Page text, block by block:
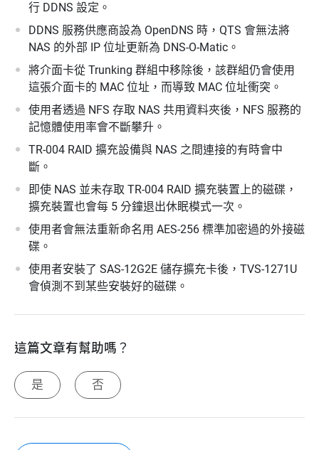
行 DDNS 設定。
DDNS 服務供應商設為 OpenDNS 時，QTS 會無法將
NAS 的外部 IP 位址更新為 DNS-O-Matic。
將介面卡從 Trunking 群組中移除後，該群組仍會使用
這張介面卡的 MAC 位址，而導致 MAC 位址衝突。
使用者透過 NFS 存取 NAS 共用資料夾後，NFS 服務的
記憶體使用率會不斷攀升。
TR-004 RAID 擴充設備與 NAS 之間連接的有時會中
斷。
即使 NAS 並未存取 TR-004 RAID 擴充裝置上的磁碟，
擴充裝置也會每 5 分鐘退出休眠模式一次。
使用者會無法重新命名用 AES-256 標準加密過的外接磁
碟。
使用者安裝了 SAS-12G2E 儲存擴充卡後，TVS-1271U
會偵測不到某些安裝好的磁碟。
這篇文章有幫助嗎？
是 否